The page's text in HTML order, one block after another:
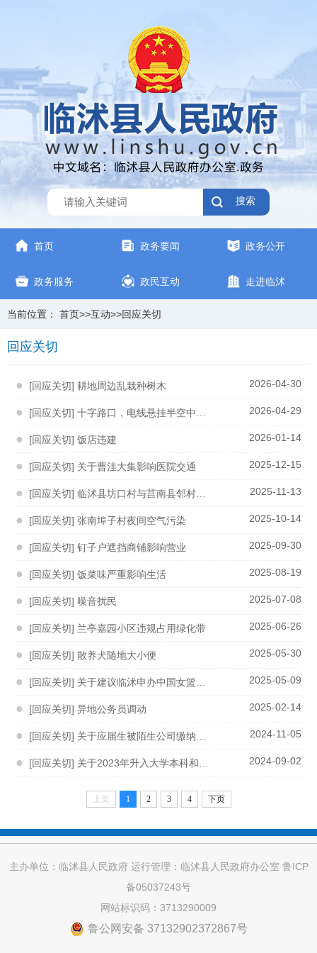
搜索
首页 政务要闻 政务公开
政务服务 政民互动 走进临沭
当前位置： 首页>>互动>>回应关切
回应关切
● [回应关切] 耕地周边乱栽种树木 2026-04-30
● [回应关切] 十字路口，电线悬挂半空中安全隐患 2026-04-29
● [回应关切] 饭店违建 2026-01-14
● [回应关切] 关于曹洼大集影响医院交通 2025-12-15
● [回应关切] 临沭县坊口村与莒南县邻村连接道路未硬化问题 2025-11-13
● [回应关切] 张南埠子村夜间空气污染 2025-10-14
● [回应关切] 钉子户遮挡商铺影响营业 2025-09-30
● [回应关切] 饭菜味严重影响生活 2025-08-19
● [回应关切] 噪音扰民 2025-07-08
● [回应关切] 兰亭嘉园小区违规占用绿化带 2025-06-26
● [回应关切] 散养犬随地大小便 2025-05-30
● [回应关切] 关于建议临沭申办中国女篮热身赛比赛的热点回应 2025-05-09
● [回应关切] 异地公务员调动 2025-02-14
● [回应关切] 关于应届生被陌生公司缴纳工伤保险影响就业的关切来了 2024-11-05
● [回应关切] 关于2023年升入大学本科和研究生的学生是否发放教育奖励金的回应来了 2024-09-02
上页 1 2 3 4 下页
主办单位：临沭县人民政府 运行管理：临沭县人民政府办公室 鲁ICP
备05037243号
网站标识码：3713290009
鲁公网安备 37132902372867号